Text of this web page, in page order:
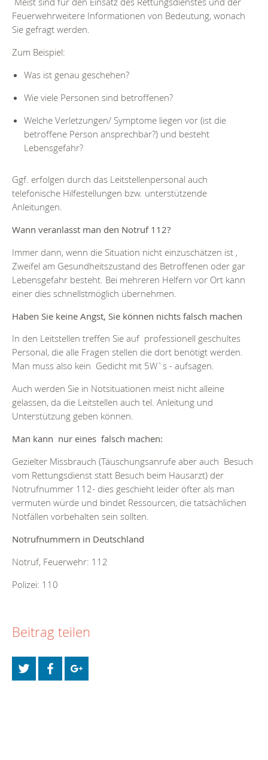
Feuerwehrweitere Informationen von Bedeutung, wonach
Sie gefragt werden.
Zum Beispiel:
Was ist genau geschehen?
Wie viele Personen sind betroffenen?
Welche Verletzungen/ Symptome liegen vor (ist die
betroffene Person ansprechbar?) und besteht
Lebensgefahr?
Ggf. erfolgen durch das Leitstellenpersonal auch
telefonische Hilfestellungen bzw. unterstützende
Anleitungen.
Wann veranlasst man den Notruf 112?
Immer dann, wenn die Situation nicht einzuschätzen ist ,
Zweifel am Gesundheitszustand des Betroffenen oder gar
Lebensgefahr besteht. Bei mehreren Helfern vor Ort kann
einer dies schnellstmöglich übernehmen.
Haben Sie keine Angst, Sie können nichts falsch machen
In den Leitstellen treffen Sie auf professionell geschultes
Personal, die alle Fragen stellen die dort benötigt werden.
Man muss also kein Gedicht mit 5W`s - aufsagen.
Auch werden Sie in Notsituationen meist nicht alleine
gelassen, da die Leitstellen auch tel. Anleitung und
Unterstützung geben können.
Man kann nur eines falsch machen:
Gezielter Missbrauch (Täuschungsanrufe aber auch Besuch
vom Rettungsdienst statt Besuch beim Hausarzt) der
Notrufnummer 112- dies geschieht leider öfter als man
vermuten würde und bindet Ressourcen, die tatsächlichen
Notfällen vorbehalten sein sollten.
Notrufnummern in Deutschland
Notruf, Feuerwehr: 112
Polizei: 110
Beitrag teilen